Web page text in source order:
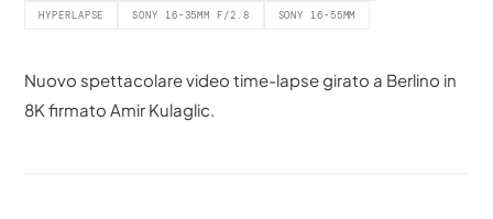
HYPERLAPSE SONY 16-35MM F/2.8 SONY 16-55MM
Nuovo spettacolare video time-lapse girato a Berlino in
8K firmato Amir Kulaglic.